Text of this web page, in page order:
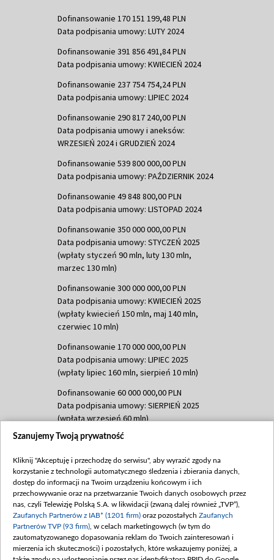
Dofinansowanie 170 151 199,48 PLN
Data podpisania umowy: LUTY 2024
Dofinansowanie 391 856 491,84 PLN
Data podpisania umowy: KWIECIEŃ 2024
Dofinansowanie 237 754 754,24 PLN
Data podpisania umowy: LIPIEC 2024
Dofinansowanie 290 817 240,00 PLN
Data podpisania umowy i aneksów:
WRZESIEŃ 2024 i GRUDZIEŃ 2024
Dofinansowanie 539 800 000,00 PLN
Data podpisania umowy: PAŹDZIERNIK 2024
Dofinansowanie 49 848 800,00 PLN
Data podpisania umowy: LISTOPAD 2024
Dofinansowanie 350 000 000,00 PLN
Data podpisania umowy: STYCZEŃ 2025
(wpłaty styczeń 90 mln, luty 130 mln,
marzec 130 mln)
Dofinansowanie 300 000 000,00 PLN
Data podpisania umowy: KWIECIEŃ 2025
(wpłaty kwiecień 150 mln, maj 140 mln,
czerwiec 10 mln)
Dofinansowanie 170 000 000,00 PLN
Data podpisania umowy: LIPIEC 2025
(wpłaty lipiec 160 mln, sierpień 10 mln)
Dofinansowanie 60 000 000,00 PLN
Data podpisania umowy: SIERPIEŃ 2025
(wpłata wrzesień 60 mln)
Dofinansowanie 635 783 051,21 PLN
(wpłata wrzesień 100 mln, październik 350
mln, listopad 265 mln)
Dofinansowanie 48 862 000,00 PLN
Data podpisania umowy: GRUDZIEŃ 2025
(wpłata grudzień 60,548 mln)
Dofinansowanie 900 000 000,00 PLN
Data podpisania umowy: LUTY 2026 (wpłata
Szanujemy Twoją prywatność
Kliknij "Akceptuję i przechodzę do serwisu", aby wyrazić zgody na
korzystanie z technologii automatycznego śledzenia i zbierania danych,
dostęp do informacji na Twoim urządzeniu końcowym i ich
przechowywanie oraz na przetwarzanie Twoich danych osobowych przez
nas, czyli Telewizję Polską S.A. w likwidacji (zwaną dalej również „TVP”),
Zaufanych Partnerów z IAB* (1201 firm) oraz pozostałych Zaufanych
Partnerów TVP (93 firm) , w celach marketingowych (w tym do
zautomatyzowanego dopasowania reklam do Twoich zainteresowań i
mierzenia ich skuteczności) i pozostałych, które wskazujemy poniżej, a